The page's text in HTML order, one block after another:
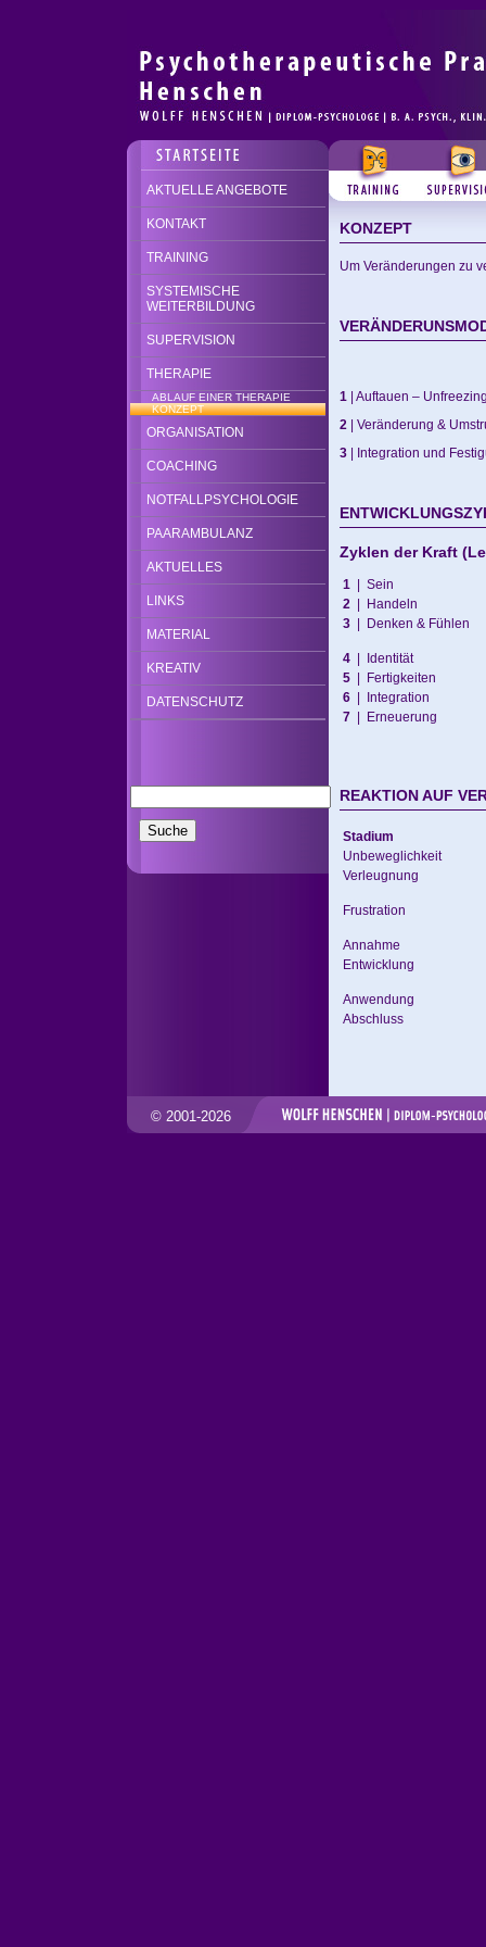
AKTUELLE ANGEBOTE
KONTAKT
TRAINING
SYSTEMISCHE
WEITERBILDUNG
SUPERVISION
THERAPIE
ABLAUF EINER THERAPIE
KONZEPT
ORGANISATION
COACHING
NOTFALLPSYCHOLOGIE
PAARAMBULANZ
AKTUELLES
LINKS
MATERIAL
KREATIV
DATENSCHUTZ
KONZEPT
Um Veränderungen zu
1 | Auftauen –
2 | Veränderung &
3 | Integration und
Zyklen der Kraft
1
| Sein
2
| Handeln
3
| Denken & Fühlen
4
| Identität
5
| Fertigkeiten
6
| Integration
7
| Erneuerung
REAKTION AUF
Stadium
Unbeweglichkeit
Verleugnung
Frustration
Annahme
Entwicklung
Anwendung
Abschluss
© 2001-2026